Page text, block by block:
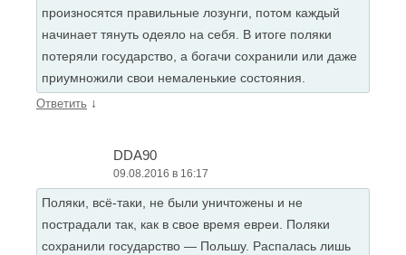
произносятся правильные лозунги, потом каждый
начинает тянуть одеяло на себя. В итоге поляки
потеряли государство, а богачи сохранили или даже
приумножили свои немаленькие состояния.
Ответить ↓
DDA90
09.08.2016 в 16:17
Поляки, всё-таки, не были уничтожены и не
пострадали так, как в свое время евреи. Поляки
сохранили государство — Польшу. Распалась лишь